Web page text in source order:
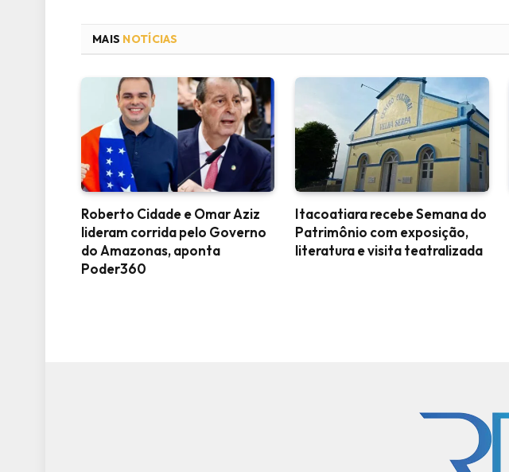
MAIS NOTÍCIAS
Roberto Cidade e Omar Aziz
lideram corrida pelo Governo
do Amazonas, aponta
Poder360
Itacoatiara recebe Semana do
Patrimônio com exposição,
literatura e visita teatralizada